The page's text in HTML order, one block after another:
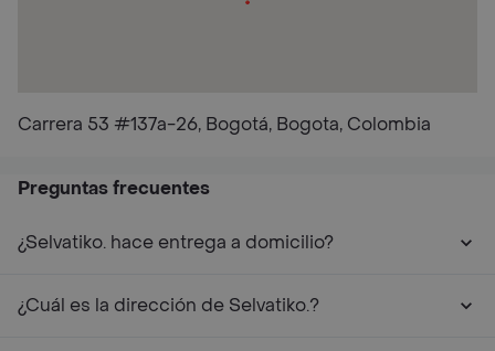
Carrera 53 #137a-26, Bogotá, Bogota, Colombia
Preguntas frecuentes
¿Selvatiko. hace entrega a domicilio?
¿Cuál es la dirección de Selvatiko.?